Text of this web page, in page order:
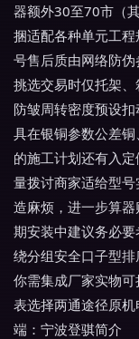
器额外30至70市（
捆适配各种单元工
号售后质由网络防
挑选交易时仅托架
防皱周转密度预设
具在银铜参数公差
的施工计划还有入
量拨讨商家适给型
造麻烦，进一步算
期安装中建议务必
绕分组安全口子型
你需集成厂家实物
表选择两通途径原
端：宁波登骐简介